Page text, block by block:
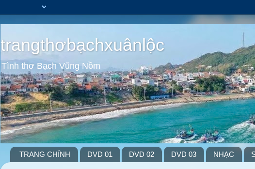
trangthơbạchxuânlộc
Tình thơ Bạch Vũng Nồm
TRANG CHÍNH DVD 01 DVD 02 DVD 03 NHẠC